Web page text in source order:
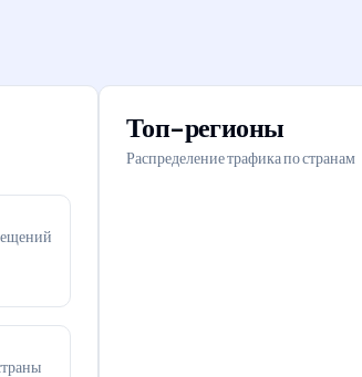
Топ-регионы
Распределение трафика по странам